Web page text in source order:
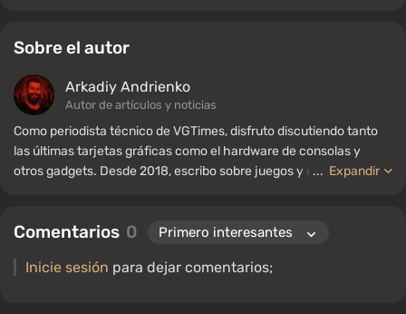
Sobre el autor
Arkadiy Andrienko
Autor de artículos y noticias
Como periodista técnico de VGTimes, disfruto discutiendo tanto
las últimas tarjetas gráficas como el hardware de consolas y
otros gadgets. Desde 2018, escribo sobre juegos y equipos; mi
audio, y mi amor por la electrónica me ha llevado a estudiar el
nuevo e interesante en el ámbito del hardware para juegos.
... Expandir
Comentarios 0
Inicie sesión para dejar comentarios;